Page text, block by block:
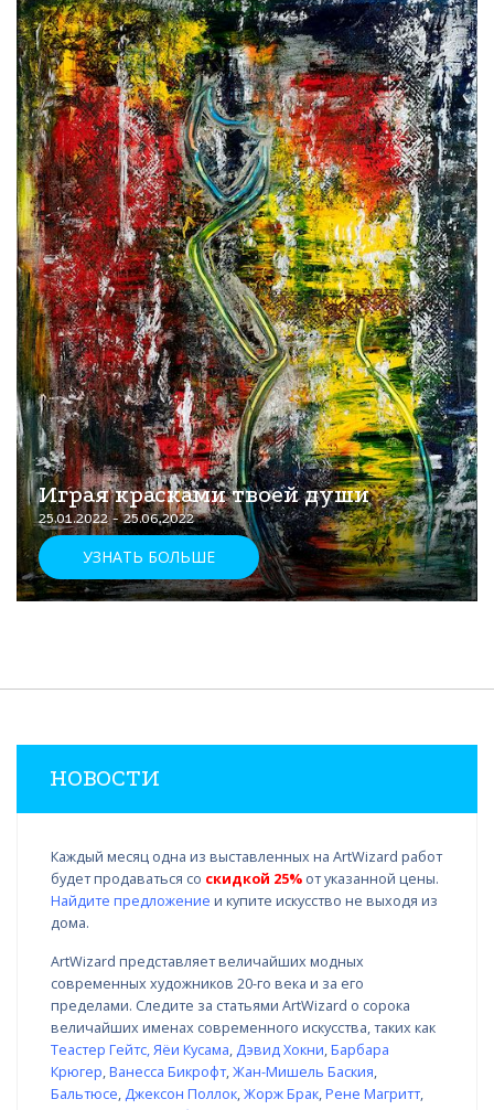
Играя красками твоей души
25.01.2022 - 25.06.2022
УЗНАТЬ БОЛЬШЕ
НОВОСТИ
Каждый месяц одна из выставленных на ArtWizard работ
будет продаваться со скидкой 25% от указанной цены.
Найдите предложение и купите искусство не выходя из
дома.
ArtWizard представляет величайших модных
современных художников 20-го века и за его
пределами. Следите за статьями ArtWizard о сорока
величайших именах современного искусства, таких как
Теастер Гейтс,Яёи Кусама, Дэвид Хокни,Барбара
Крюгер,Ванесса Бикрофт,Жан-Мишель Баския,
Бальтюсе, Джексон Поллок,Жорж Брак,Рене Магритт,